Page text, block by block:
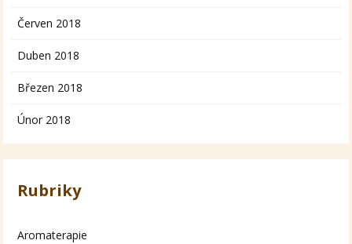
Červen 2018
Duben 2018
Březen 2018
Únor 2018
Rubriky
Aromaterapie